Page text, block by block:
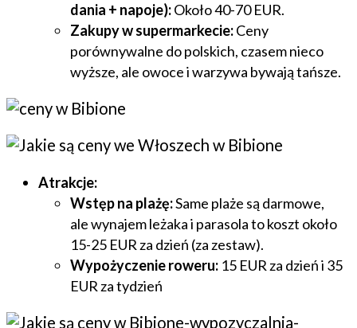
dania + napoje):Około 40-70 EUR.
Zakupy w supermarkecie:Ceny
porównywalne do polskich, czasem nieco
wyższe, ale owoce i warzywa bywają tańsze.
Atrakcje:
Wstęp na plażę:Same plaże są darmowe,
ale wynajem leżaka i parasola to koszt około
15-25 EUR za dzień (za zestaw).
Wypożyczenie roweru: 15 EUR za dzień i 35
EUR za tydzień